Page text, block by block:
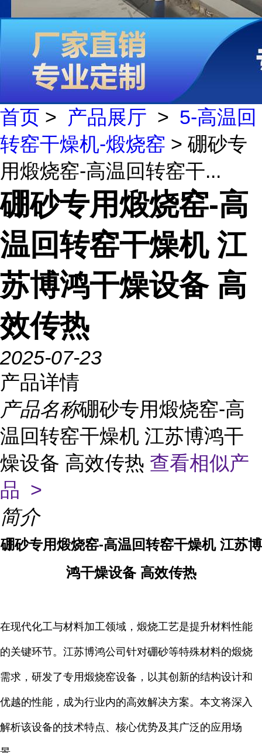
首页 > 产品展厅 > 5-高温回
转窑干燥机-煅烧窑 > 硼砂专
用煅烧窑-高温回转窑干...
硼砂专用煅烧窑-高
温回转窑干燥机 江
苏博鸿干燥设备 高
效传热
2025-07-23
产品详情
产品名称硼砂专用煅烧窑-高
温回转窑干燥机 江苏博鸿干
燥设备 高效传热 查看相似产
品 >
简介
硼砂专用煅烧窑-高温回转窑干燥机 江苏博
鸿干燥设备 高效传热
在现代化工与材料加工领域，煅烧工艺是提升材料性能
的关键环节。江苏博鸿公司针对硼砂等特殊材料的煅烧
需求，研发了专用煅烧窑设备，以其创新的结构设计和
优越的性能，成为行业内的高效解决方案。本文将深入
解析该设备的技术特点、核心优势及其广泛的应用场